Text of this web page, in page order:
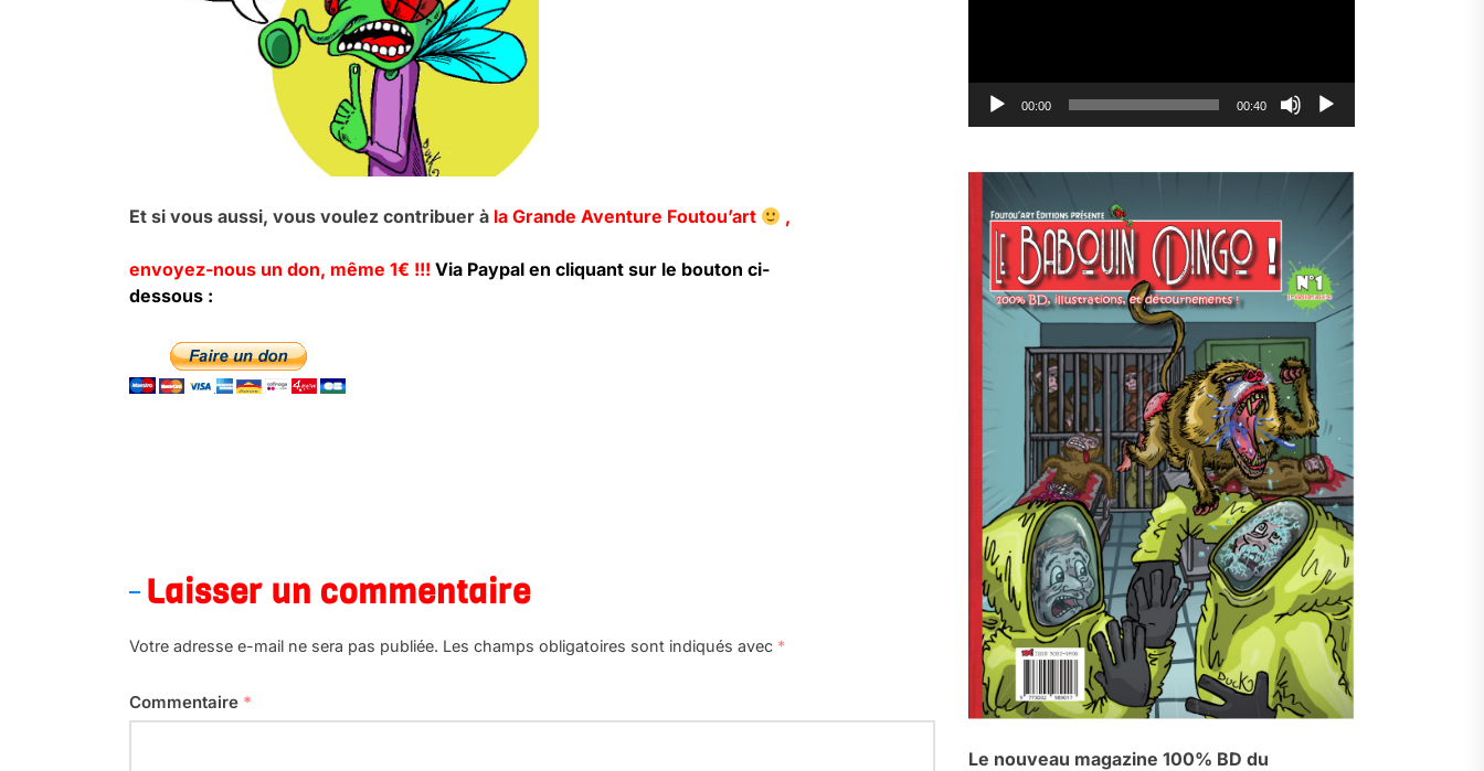
Et si vous aussi, vous voulez contribuer à la Grande Aventure Foutou’art ,
envoyez-nous un don, même 1€ !!! Via Paypal en cliquant sur le bouton ci-
dessous :
Laisser un commentaire
Votre adresse e-mail ne sera pas publiée. Les champs obligatoires sont indiqués avec *
Commentaire *
00:00 00:40
Le nouveau magazine 100% BD du